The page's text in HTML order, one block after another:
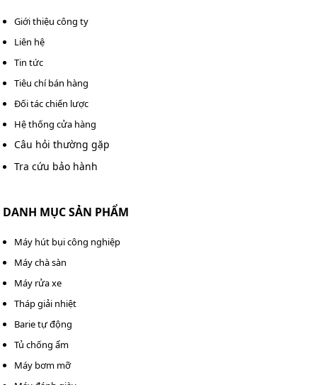
Giới thiệu công ty
Liên hệ
Tin tức
Tiêu chí bán hàng
Đối tác chiến lược
Hệ thống cửa hàng
Câu hỏi thường gặp
Tra cứu bảo hành
DANH MỤC SẢN PHẨM
Máy hút bụi công nghiệp
Máy chà sàn
Máy rửa xe
Tháp giải nhiệt
Barie tự động
Tủ chống ẩm
Máy bơm mỡ